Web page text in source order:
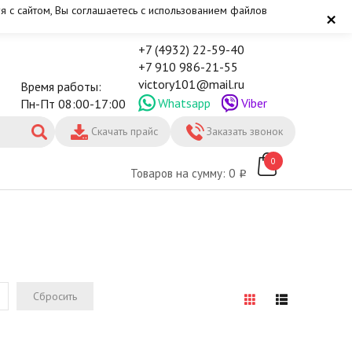
×
сайтом, Вы соглашаетесь с использованием файлов
Время работы:
Пн-Пт 08:00-17:00
+7 (4932) 22-59-40
+7 910 986-21-55
victory101@mail.ru
Whatsapp
Viber
Заказать звонок
Скачать прайс
Товаров на сумму: 0
0
Сбросить